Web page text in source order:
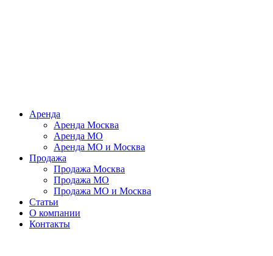
Аренда
Аренда Москва
Аренда МО
Аренда МО и Москва
Продажа
Продажа Москва
Продажа МО
Продажа МО и Москва
Статьи
О компании
Контакты